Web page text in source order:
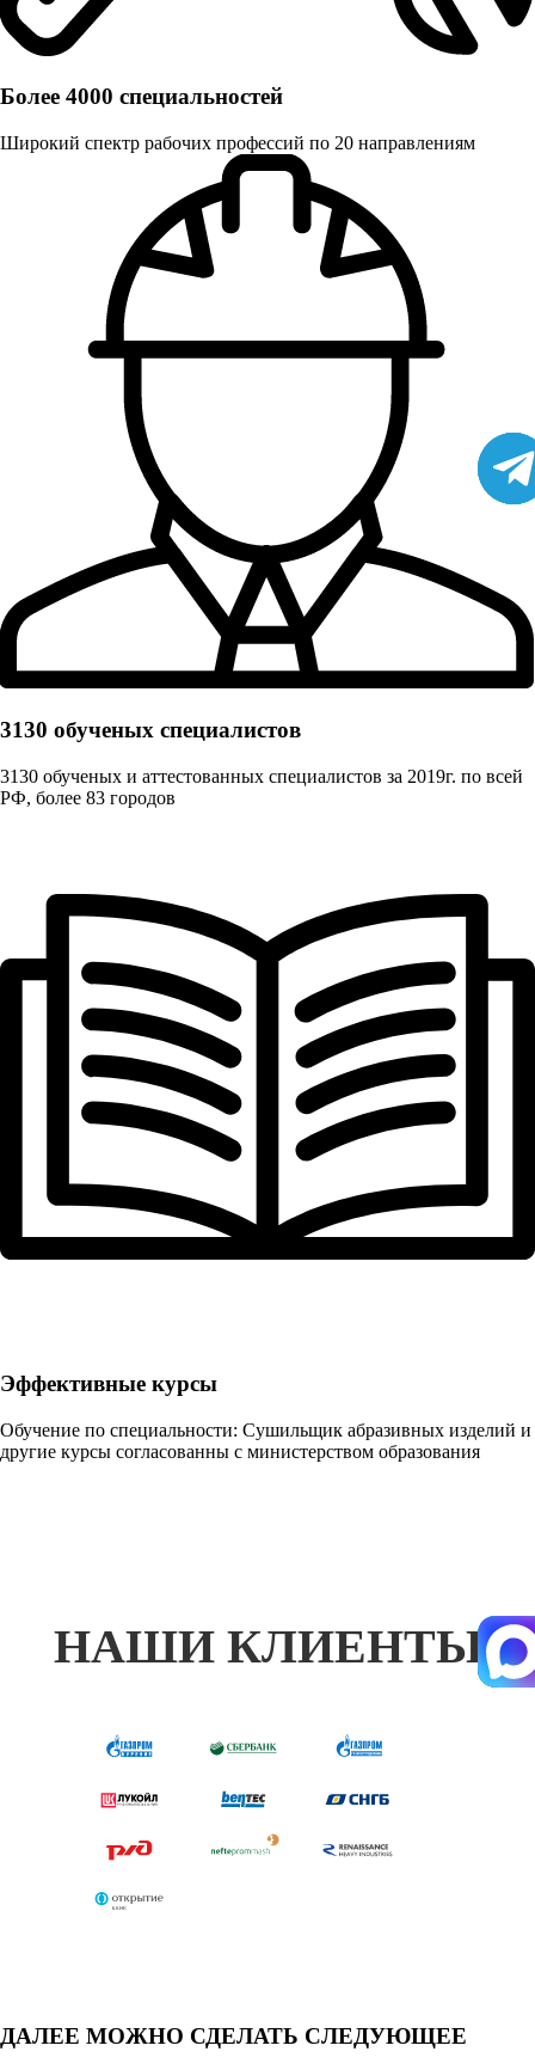
Более 4000 специальностей
Широкий спектр рабочих профессий по 20 направлениям
3130 обученых cпециалистов
3130 обученых и аттестованных специалистов за 2019г. по всей
РФ, более 83 городов
Эффективные курсы
Обучение по специальности: Сушильщик абразивных изделий и
другие курсы согласованны с министерством образования
НАШИ КЛИЕНТЫ
ДАЛЕЕ МОЖНО СДЕЛАТЬ СЛЕДУЮЩЕЕ